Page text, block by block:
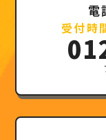
電
受付時